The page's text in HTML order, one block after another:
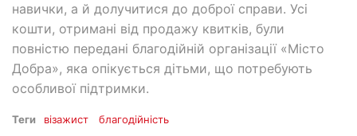
навички, а й долучитися до доброї справи. Усі
кошти, отримані від продажу квитків, були
повністю передані благодійній організації «Місто
Добра», яка опікується дітьми, що потребують
особливої підтримки.
Теги візажист благодійність